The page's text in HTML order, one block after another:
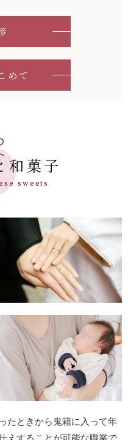
めて
和菓⼦
sweets
たときから⻤籍に⼊って年
えすることが可能な職業で